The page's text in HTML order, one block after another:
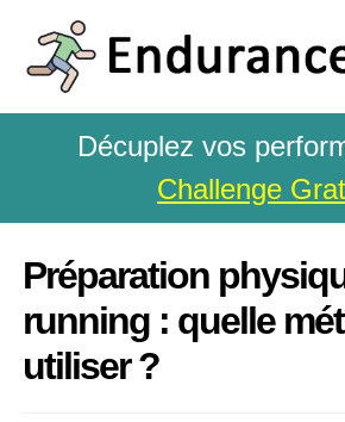
Décuplez vos
Challenge
Préparation
running : quelle
utiliser ?